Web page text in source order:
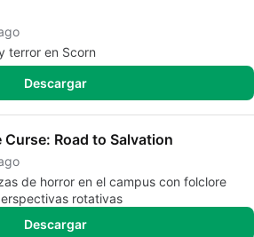
terror en Scorn
Descargar
Curse: Road to Salvation
de horror en el campus con folclore
rotativas
Descargar